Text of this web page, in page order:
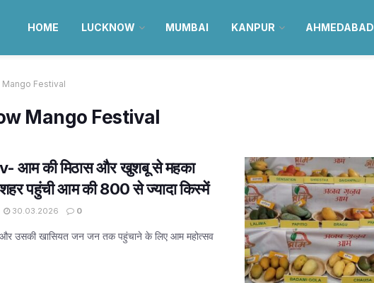
HOME LUCKNOW MUMBAI KANPUR AHMEDABAD
Festival
Mango Festival
आम की मिठास और खुशबू से महका
पहुंची आम की 800 से ज्यादा किस्में
30.03.2026 0
उसकी खासियत जन जन तक पहुंचाने के लिए आम महोत्सव